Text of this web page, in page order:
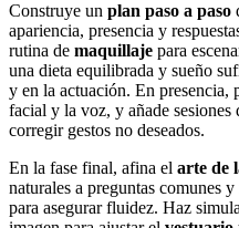
Construye un plan paso a paso
apariencia, presencia y
rutina de maquillaje para
una dieta equilibrada y sueño
y en la actuación. En presencia,
facial y la voz, y añade sesiones
corregir gestos no deseados.
En la fase final, afina el arte de
naturales a preguntas comunes
para asegurar fluidez. Haz